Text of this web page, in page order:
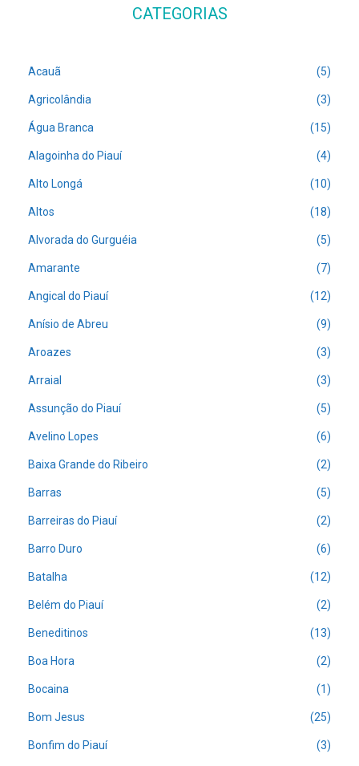
CATEGORIAS
Acauã (5)
Agricolândia (3)
Água Branca (15)
Alagoinha do Piauí (4)
Alto Longá (10)
Altos (18)
Alvorada do Gurguéia (5)
Amarante (7)
Angical do Piauí (12)
Anísio de Abreu (9)
Aroazes (3)
Arraial (3)
Assunção do Piauí (5)
Avelino Lopes (6)
Baixa Grande do Ribeiro (2)
Barras (5)
Barreiras do Piauí (2)
Barro Duro (6)
Batalha (12)
Belém do Piauí (2)
Beneditinos (13)
Boa Hora (2)
Bocaina (1)
Bom Jesus (25)
Bonfim do Piauí (3)